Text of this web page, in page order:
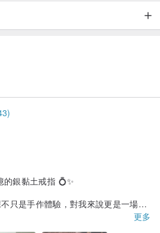
）
銀黏土戒指 💍✨
只是手作體驗，對我來說更是一場溫
一起來參加，從挑選寶石、設計戒指造
更多